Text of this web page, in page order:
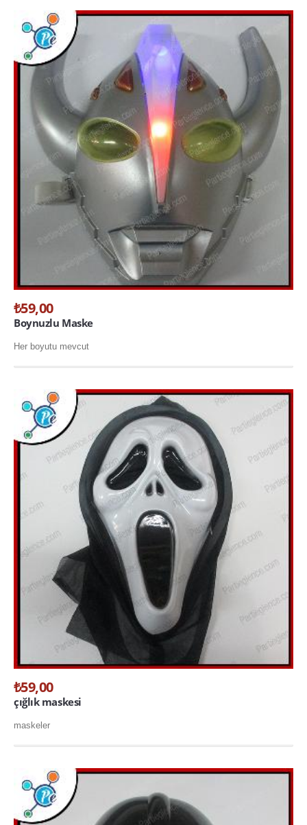
₺59,00
Boynuzlu Maske
Her boyutu mevcut
₺59,00
çığlık maskesi
maskeler